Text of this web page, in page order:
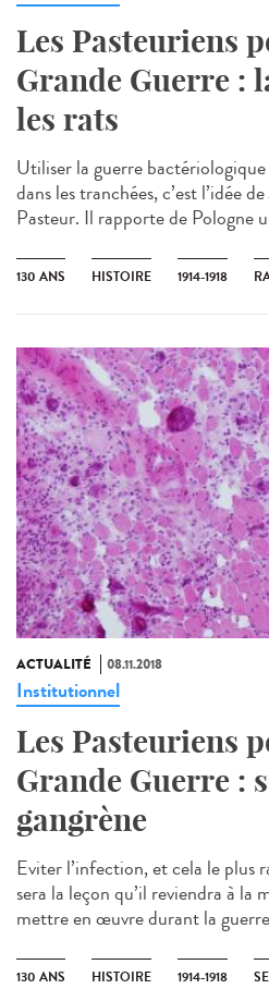
Les Pasteuriens
Grande Guerre :
les rats
Utiliser la guerre
dans les tranchées, c’est l’idée
Pasteur. Il rapporte de Pologne
130 ANS HISTOIRE 1914-1918
ACTUALITÉ 08.11.2018
Institutionnel
Les Pasteuriens
Grande Guerre :
gangrène
Eviter l’infection, et cela le plus
sera la leçon qu’il reviendra à la
mettre en œuvre durant la
130 ANS HISTOIRE 1914-1918